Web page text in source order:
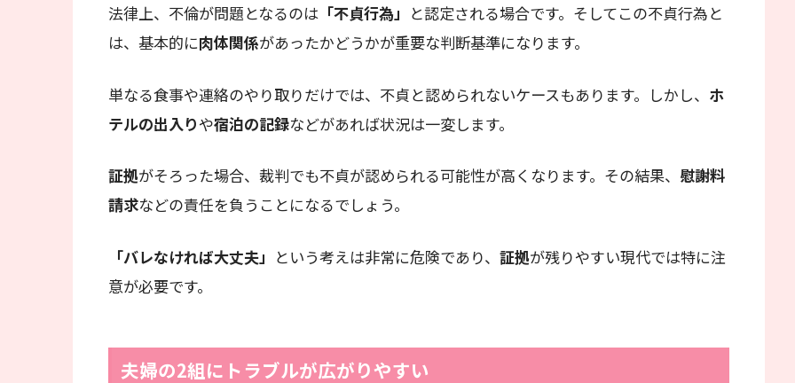
法律上、不倫が問題となるのは 「不貞行為」 と認定される場合です。そしてこの不貞行為と
は、基本的に肉体関係があったかどうかが重要な判断基準になります。
単なる食事や連絡のやり取りだけでは、不貞と認められないケースもあります。しかし、 ホ
テルの出入りや宿泊の記録などがあれば状況は一変します。
証拠がそろった場合、裁判でも不貞が認められる可能性が高くなります。その結果、 慰謝料
請求などの責任を負うことになるでしょう。
「バレなければ大丈夫」 という考えは非常に危険であり、 証拠が残りやすい現代では特に注
意が必要です。
夫婦の2組にトラブルが広がりやすい